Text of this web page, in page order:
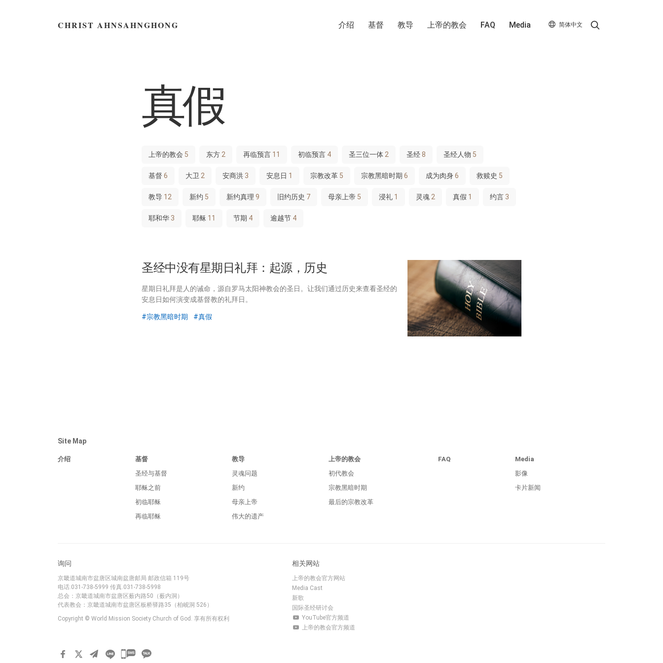
CHRIST AHNSAHNGHONG 介绍 基督 教导 上帝的教会 FAQ Media 简体中文 Search
真假
上帝的教会 5 东方 2 再临预言 11 初临预言 4 圣三位一体 2 圣经8 圣经人物 5
基督 6 大卫 2 安商洪 3 安息日 1 宗教改革 5 宗教黑暗时期 6 成为肉身6 救赎史 5
教导 12 新约 5 新约真理 9 旧约历史 7 母亲上帝 5 浸礼 1 灵魂 2 真假 1 约言 3
耶和华 3 耶稣 11 节期 4 逾越节 4
圣经中没有星期日礼拜：起源，历史
星期日礼拜是人的诫命，源自罗马太阳神教会的圣日。让我们通过历史来查看圣经的
安息日如何演变成基督教的礼拜日。
宗教黑暗时期 真假
Site Map
介绍
基督
圣经与基督
耶稣之前
初临耶稣
再临耶稣
教导
灵魂问题
新约
母亲上帝
伟大的遗产
上帝的教会
初代教会
宗教黑暗时期
最后的宗教改革
FAQ
Media
影像
卡片新闻
询问
京畿道城南市盆唐区城南盆唐邮局 邮政信箱 119号
电话.031-738-5999 传真.031-738-5998
总会：京畿道城南市盆唐区薮内路50（薮内洞）
代表教会：京畿道城南市盆唐区板桥驿路35（柏岘洞 526）
Copyright © World Mission Society Church of God. 享有所有权利
相关网站
上帝的教会官方网站
Media Cast
新歌
国际圣经研讨会
YouTube官方频道
上帝的教会官方频道
카